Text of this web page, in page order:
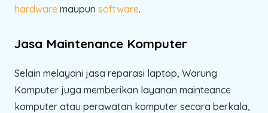
hardware maupun software.
Jasa Maintenance Komputer
Selain melayani jasa reparasi laptop, Warung
Komputer juga memberikan layanan mainteance
komputer atau perawatan komputer secara berkala,